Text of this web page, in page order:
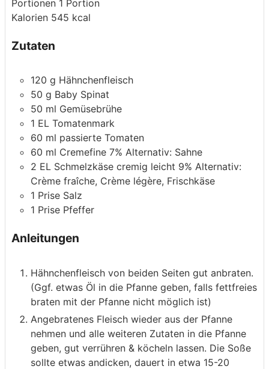
Portionen 1 Portion
Kalorien 545 kcal
Zutaten
120 g Hähnchenfleisch
50 g Baby Spinat
50 ml Gemüsebrühe
1 EL Tomatenmark
60 ml passierte Tomaten
60 ml Cremefine 7% Alternativ: Sahne
2 EL Schmelzkäse cremig leicht 9% Alternativ:
Crème fraîche, Crème légère, Frischkäse
1 Prise Salz
1 Prise Pfeffer
Anleitungen
Hähnchenfleisch von beiden Seiten gut anbraten.
(Ggf. etwas Öl in die Pfanne geben, falls fettfreies
braten mit der Pfanne nicht möglich ist)
Angebratenes Fleisch wieder aus der Pfanne
nehmen und alle weiteren Zutaten in die Pfanne
geben, gut verrühren & köcheln lassen. Die Soße
sollte etwas andicken, dauert in etwa 15-20